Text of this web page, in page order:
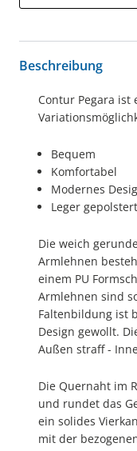
Beschreibung
Contur Pegara
Bequem
Komfortabel
Modernes
Leger gepolstert
Die weich
Armlehnen
einem PU
Armlehnen sind
Faltenbildung ist
Design gewollt.
Außen straff -
Die Quernaht im
und rundet das
ein solides
mit der